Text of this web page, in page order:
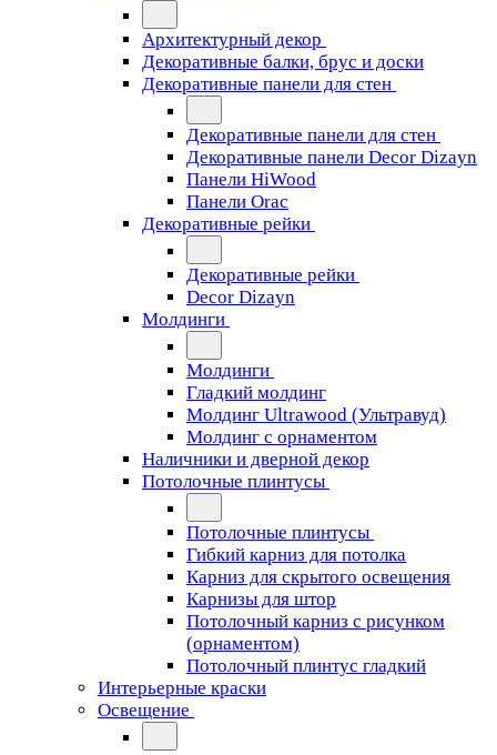
Архитектурный декор
Декоративные балки, брус и доски
Декоративные панели для стен
Декоративные панели для стен
Декоративные панели Decor Dizayn
Панели HiWood
Панели Orac
Декоративные рейки
Декоративные рейки
Decor Dizayn
Молдинги
Молдинги
Гладкий молдинг
Молдинг Ultrawood (Ультравуд)
Молдинг с орнаментом
Наличники и дверной декор
Потолочные плинтусы
Потолочные плинтусы
Гибкий карниз для потолка
Карниз для скрытого освещения
Карнизы для штор
Потолочный карниз с рисунком
(орнаментом)
Потолочный плинтус гладкий
Интерьерные краски
Освещение